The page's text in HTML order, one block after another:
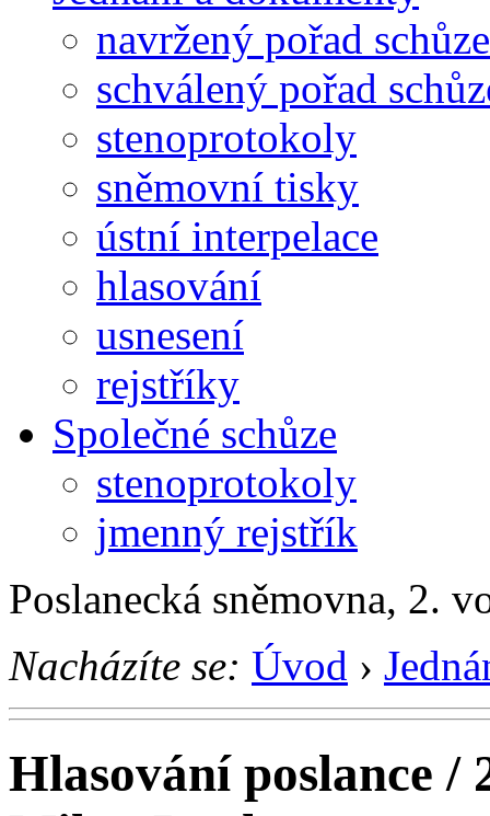
navržený pořad schůze
schválený pořad
stenoprotokoly
sněmovní tisky
ústní interpelace
hlasování
usnesení
rejstříky
Společné schůze
stenoprotokoly
jmenný rejstřík
Poslanecká sněmovna, 2.
Nacházíte se: Úvod ›
Hlasování poslance /